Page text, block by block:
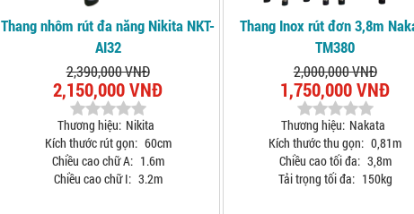
Thang nhôm rút đa năng Nikita NKT-
AI32
2,390,000 VNĐ
2,150,000 VNĐ
Thương hiệu: Nikita
Kích thước rút gọn: 60cm
Chiều cao chữ A: 1.6m
Chiều cao chữ I: 3.2m
Thang Inox rút đơn 3,8m
TM380
2,000,000 VNĐ
1,750,000 VNĐ
Thương hiệu: Nakata
Kích thước thu gọn: 0,81m
Chiều cao tối đa: 3,8m
Tải trọng tối đa: 150kg